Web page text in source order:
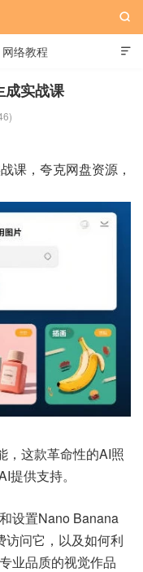

网络教程

实战课
课，夸克网盘资源，
，这款革命性的AI照
供支持。
设置Nano Banana
访问它，以及如何利
业品质的视觉作品